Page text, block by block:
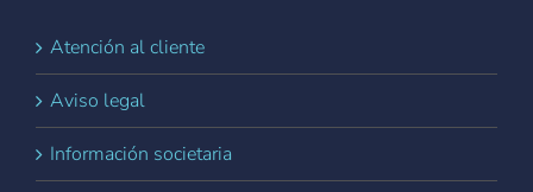
Atención al cliente
Aviso legal
Información societaria